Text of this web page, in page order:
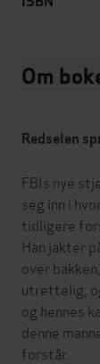
Om
Redselen
FBIs nye
seg inn i
tidligere
Han jakter
over
utrettelig,
og hennes
denne
forstår.